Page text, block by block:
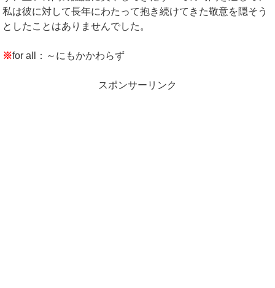
私は彼に対して長年にわたって抱き続けてきた敬意を隠そう
としたことはありませんでした。
※for all：～にもかかわらず
スポンサーリンク